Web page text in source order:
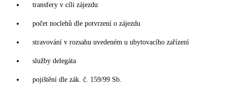
transfery v cíli zájezdu
počet noclehů dle potvrzení o zájezdu
stravování v rozsahu uvedeném u ubytovacího zařízení
služby delegáta
pojištění dle zák. č. 159/99 Sb.